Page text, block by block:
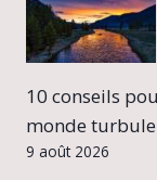
10 conseils
monde
9 août 2026